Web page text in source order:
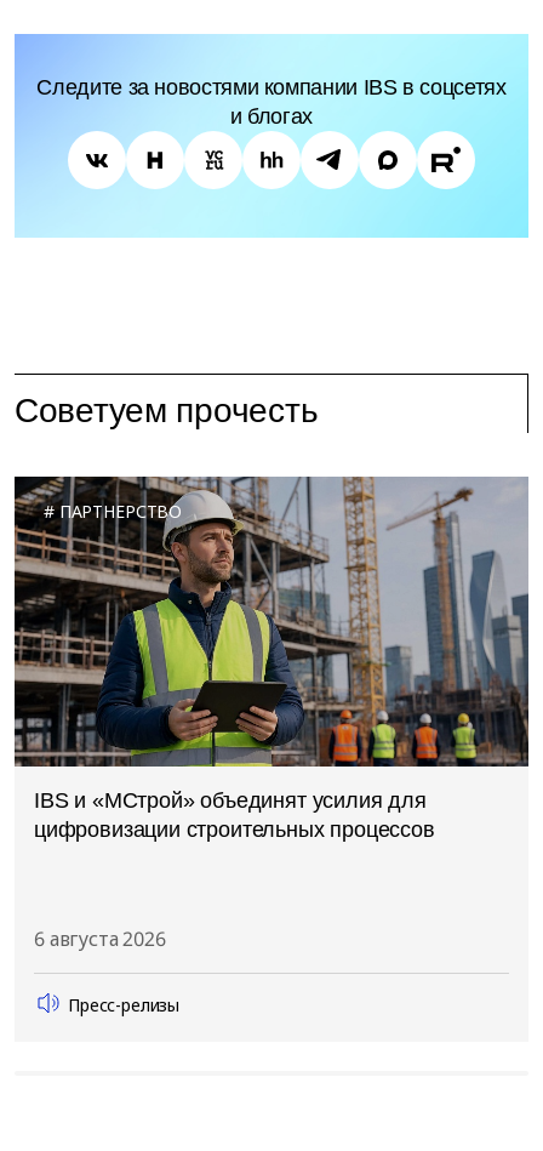
Следите за новостями компании IBS в соцсетях
и блогах
Советуем прочесть
ПАРТНЕРСТВО
IBS и «МСтрой» объединят усилия для
цифровизации строительных процессов
6 августа 2026
Пресс-релизы